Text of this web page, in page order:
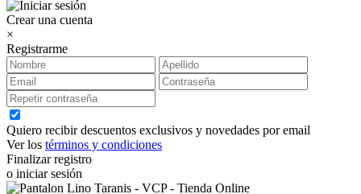
Crear una cuenta
×
Registrarme
Quiero recibir descuentos exclusivos y novedades por email
Ver los términos y condiciones
Finalizar registro
o iniciar sesión